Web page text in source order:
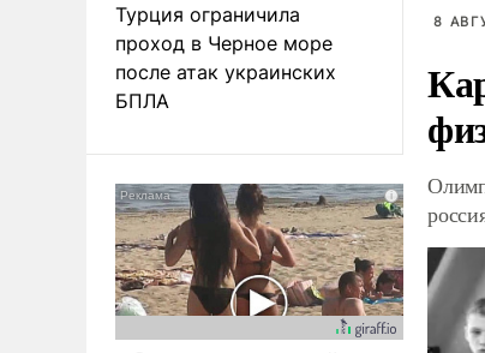
Турция ограничила
проход в Черное море
после атак украинских
БПЛА
8